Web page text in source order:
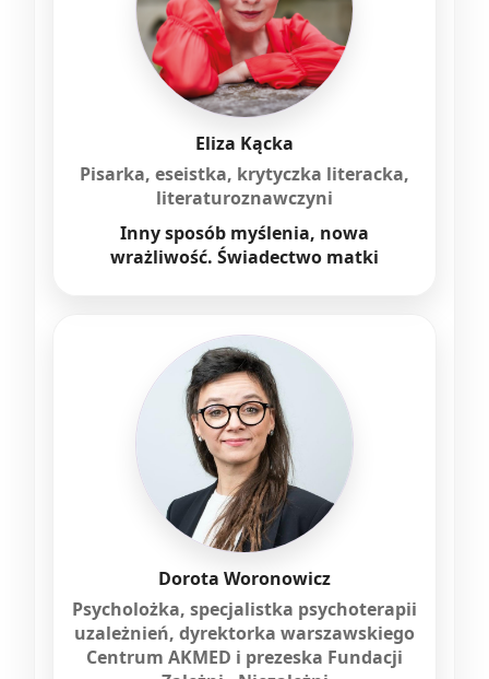
Eliza Kącka
Pisarka, eseistka, krytyczka literacka,
literaturoznawczyni
Inny sposób myślenia, nowa
wrażliwość. Świadectwo matki
Dorota Woronowicz
Psycholożka, specjalistka psychoterapii
uzależnień, dyrektorka warszawskiego
Centrum AKMED i prezeska Fundacji